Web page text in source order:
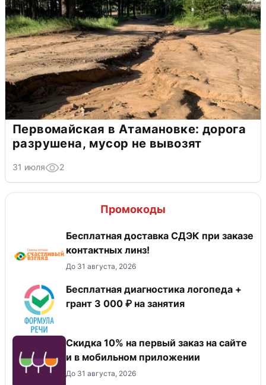
Первомайская в Атамановке: дорога
разрушена, мусор не вывозят
31 июля 2
Промокоды
Бесплатная доставка СДЭК при заказе
контактных линз!
До 31 августа, 2026
Бесплатная диагностика логопеда +
грант 3 000 ₽ на занятия
Скидка 10% на первый заказ на сайте
и в мобильном приложении
До 31 августа, 2026